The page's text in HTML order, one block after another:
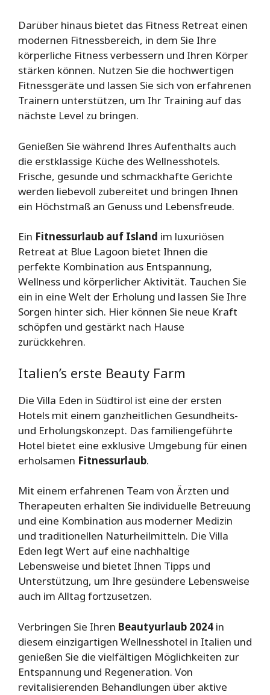
Darüber hinaus bietet das Fitness Retreat einen
modernen Fitnessbereich, in dem Sie Ihre
körperliche Fitness verbessern und Ihren Körper
stärken können. Nutzen Sie die hochwertigen
Fitnessgeräte und lassen Sie sich von erfahrenen
Trainern unterstützen, um Ihr Training auf das
nächste Level zu bringen.
Genießen Sie während Ihres Aufenthalts auch
die erstklassige Küche des Wellnesshotels.
Frische, gesunde und schmackhafte Gerichte
werden liebevoll zubereitet und bringen Ihnen
ein Höchstmaß an Genuss und Lebensfreude.
Ein Fitnessurlaub auf Island im luxuriösen
Retreat at Blue Lagoon bietet Ihnen die
perfekte Kombination aus Entspannung,
Wellness und körperlicher Aktivität. Tauchen Sie
ein in eine Welt der Erholung und lassen Sie Ihre
Sorgen hinter sich. Hier können Sie neue Kraft
schöpfen und gestärkt nach Hause
zurückkehren.
Italien’s erste Beauty Farm
Die Villa Eden in Südtirol ist eine der ersten
Hotels mit einem ganzheitlichen Gesundheits-
und Erholungskonzept. Das familiengeführte
Hotel bietet eine exklusive Umgebung für einen
erholsamen Fitnessurlaub.
Mit einem erfahrenen Team von Ärzten und
Therapeuten erhalten Sie individuelle Betreuung
und eine Kombination aus moderner Medizin
und traditionellen Naturheilmitteln. Die Villa
Eden legt Wert auf eine nachhaltige
Lebensweise und bietet Ihnen Tipps und
Unterstützung, um Ihre gesündere Lebensweise
auch im Alltag fortzusetzen.
Verbringen Sie Ihren Beautyurlaub 2024 in
diesem einzigartigen Wellnesshotel in Italien und
genießen Sie die vielfältigen Möglichkeiten zur
Entspannung und Regeneration. Von
revitalisierenden Behandlungen über aktive